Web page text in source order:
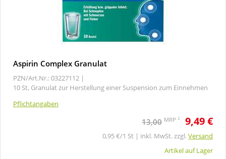
Aspirin Complex Granulat
PZN/Art.Nr.: 03227112 |
10 St, Granulat zur Herstellung einer Suspension zum Einnehmen
Pflichtangaben
13,00 MRP 2 9,49 €
0,95 €/1 St | inkl. MwSt. zzgl.Versand
Artikel auf Lager